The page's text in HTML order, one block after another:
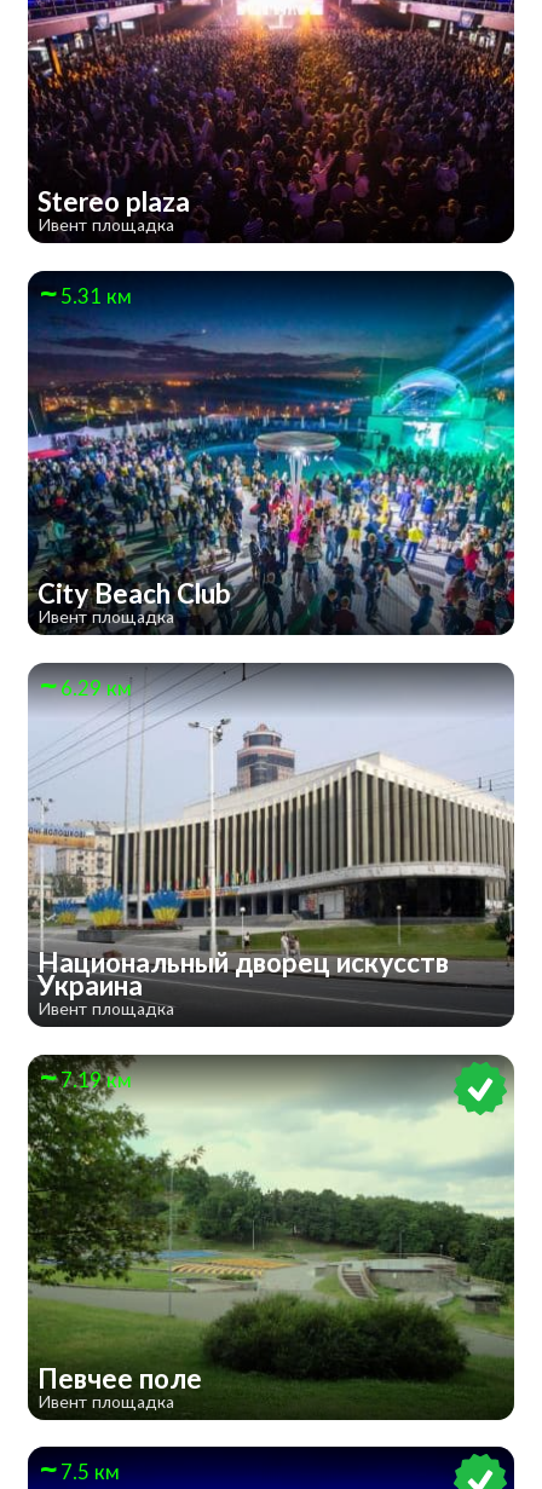
Stereo plaza
Ивент площадка
5.31 км
City Beach Club
Ивент площадка
6.29 км
Национальный дворец искусств
Украина
Ивент площадка
7.19 км
Певчее поле
Ивент площадка
7.5 км